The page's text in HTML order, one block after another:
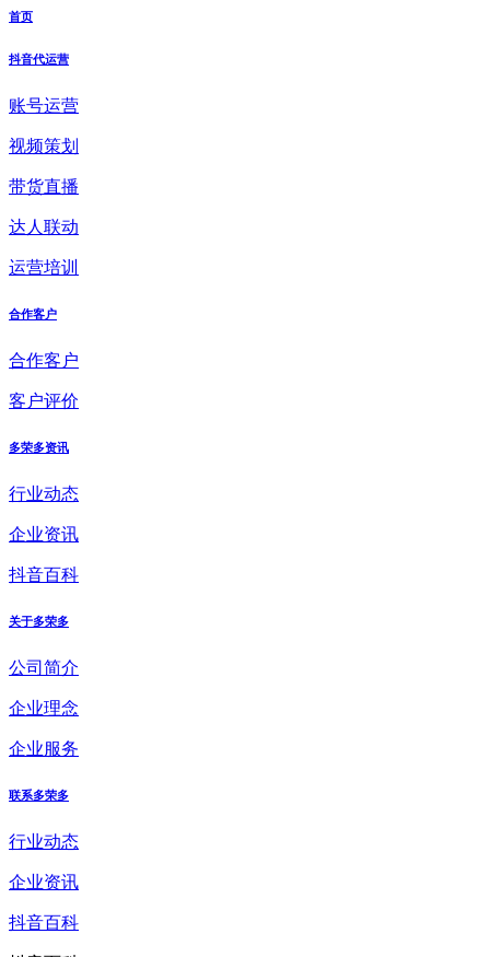
首页
抖音代运营
账号运营
视频策划
带货直播
达人联动
运营培训
合作客户
合作客户
客户评价
多荣多资讯
行业动态
企业资讯
抖音百科
关于多荣多
公司简介
企业理念
企业服务
联系多荣多
行业动态
企业资讯
抖音百科